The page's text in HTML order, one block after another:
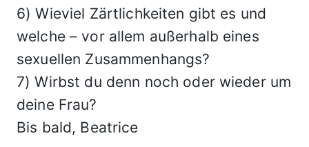
6) Wieviel Zärtlichkeiten gibt es und
welche – vor allem außerhalb eines
sexuellen Zusammenhangs?
7) Wirbst du denn noch oder wieder um
deine Frau?
Bis bald, Beatrice